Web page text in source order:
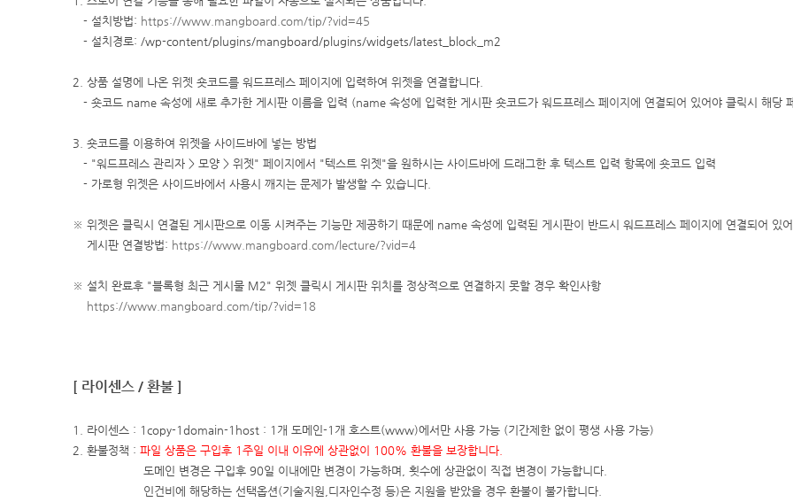
- 설치방법: https://www.mangboard.com/tip/?vid=45
- 설치경로: /wp-content/plugins/mangboard/plugins/widgets/latest_block_m2
2. 상품 설명에 나온 위젯 숏코드를 워드프레스 페이지에 입력하여 위젯을 연결합니다.
- 숏코드 name 속성에 새로 추가한 게시판 이름을 입력 (name 속성에 입력한 게시판 숏코드가 워드프레스 페이지에 연결되어 있어야 클릭시 해당
3. 숏코드를 이용하여 위젯을 사이드바에 넣는 방법
- "워드프레스 관리자 > 모양 > 위젯" 페이지에서 "텍스트 위젯"을 원하시는 사이드바에 드래그한 후 텍스트 입력 항목에 숏코드 입력
- 가로형 위젯은 사이드바에서 사용시 깨지는 문제가 발생할 수 있습니다.
※ 위젯은 클릭시 연결된 게시판으로 이동 시켜주는 기능만 제공하기 때문에 name 속성에 입력된 게시판이 반드시 워드프레스 페이지에 연결되어 있어
게시판 연결방법: https://www.mangboard.com/lecture/?vid=4
※ 설치 완료후 "블록형 최근 게시물 M2" 위젯 클릭시 게시판 위치를 정상적으로 연결하지 못할 경우 확인사항
https://www.mangboard.com/tip/?vid=18
[ 라이센스 / 환불 ]
1. 라이센스 : 1copy-1domain-1host : 1개 도메인-1개 호스트(www)에서만 사용 가능 (기간제한 없이 평생 사용 가능)
2. 환불정책 : 파일 상품은 구입후 1주일 이내 이유에 상관없이 100% 환불을 보장합니다.
도메인 변경은 구입후 90일 이내에만 변경이 가능하며, 횟수에 상관없이 직접 변경이 가능합니다.
인건비에 해당하는 선택옵션(기술지원,디자인수정 등)은 지원을 받았을 경우 환불이 불가합니다.